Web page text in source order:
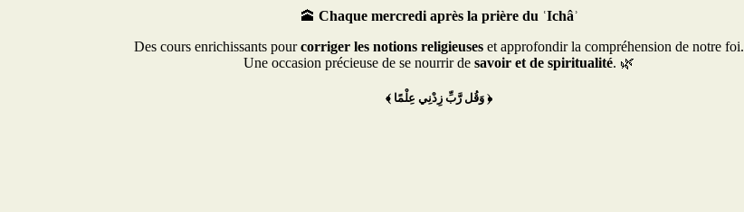
🕋 Chaque mercredi après la prière du ʿIchâʾ
Des cours enrichissants pourcorriger les notions religieuses et approfondir la compréhension de notre foi.
Une occasion précieuse de se nourrir de savoir et de spiritualité. 🌿
﴾ وَقُل رَّبِّ زِدْنِي عِلْمًا ﴿